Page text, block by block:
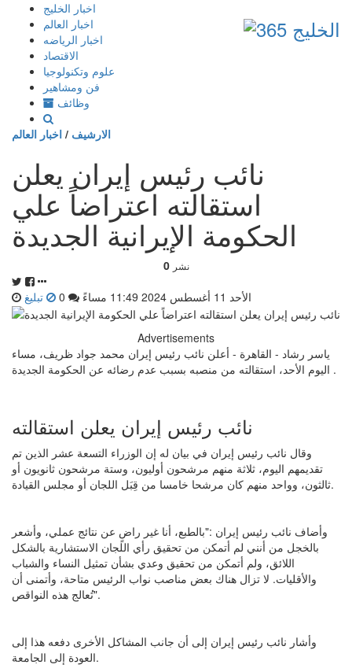
إذهب
المحتوى
اخبار الخليج
اخبار العالم
اخبار الرياضه
الاقتصاد
علوم وتكنولوجيا
فن ومشاهير
وظائف
الارشيف / اخبار العالم
نائب رئيس إيران يعلن
استقالته اعتراضاً علي
الحكومة الإيرانية الجديدة
0 نشر
الأحد 11 أغسطس 2024 11:49 مساءً تبليغ
Advertisements
ياسر رشاد - القاهرة - أعلن نائب رئيس إيران محمد جواد ظريف، مساء
اليوم الأحد، استقالته من منصبه بسبب عدم رضائه عن الحكومة الجديدة .
نائب رئيس إيران يعلن استقالته
وقال نائب رئيس إيران في بيان له إن الوزراء التسعة عشر الذين تم
تقديمهم اليوم، ثلاثة منهم مرشحون أوليون، وستة مرشحون ثانويون أو
ثالثون، وواحد منهم كان مرشحا خامسا من قِبَل اللجان أو مجلس القيادة.
وأضاف نائب رئيس إيران :"بالطبع، أنا غير راضٍ عن نتائج عملي، وأشعر
بالخجل من أنني لم أتمكن من تحقيق رأي اللجان الاستشارية بالشكل
اللائق، ولم أتمكن من تحقيق وعدي بشأن تمثيل النساء والشباب
والأقليات. لا تزال هناك بعض مناصب نواب الرئيس متاحة، وأتمنى أن
تُعالج هذه النواقص".
وأشار نائب رئيس إيران إلى أن جانب المشاكل الأخرى دفعه هذا إلى
العودة إلى الجامعة.